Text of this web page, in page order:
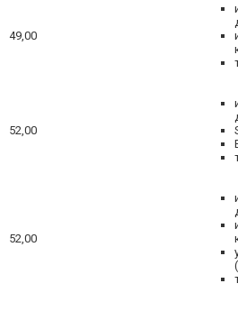
49,00
52,00
52,00